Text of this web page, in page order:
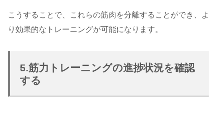
こうすることで、これらの筋肉を分離することができ、よ
り効果的なトレーニングが可能になります。
5.筋力トレーニングの進捗状況を確認
する